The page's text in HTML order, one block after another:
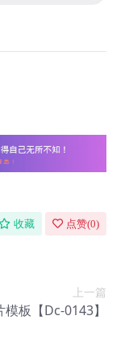
收藏 点赞(0)
上一篇
板【Dc-0143】